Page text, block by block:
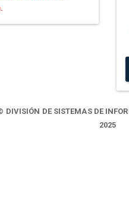
DIVISIÓN DE SISTEMAS DE
2025